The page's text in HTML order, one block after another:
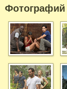
Фотографий